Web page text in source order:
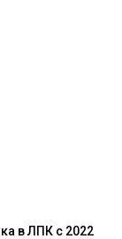
в ЛПК с 2022